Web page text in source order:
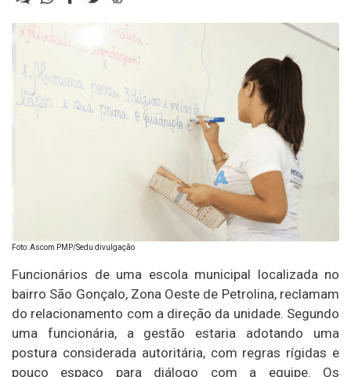
Foto: Ascom PMP/Sedu divulgação
Funcionários de uma escola municipal localizada no
bairro São Gonçalo, Zona Oeste de Petrolina, reclamam
do relacionamento com a direção da unidade. Segundo
uma funcionária, a gestão estaria adotando uma
postura considerada autoritária, com regras rígidas e
pouco espaço para diálogo com a equipe. Os